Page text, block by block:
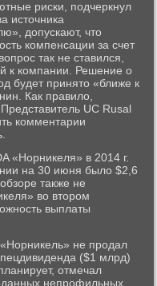
риски, подчеркнул
источника
допускают, что
компенсации за счет
так не ставился,
к компании. Решение о
будет принято «ближе к
Как правило,
UC Rusal
комментарии
«Норникеля» в 2014 г.
на 30 июня было $2,6
также не
во втором
выплаты
не продал
($1 млрд)
отмечал
непрофильных